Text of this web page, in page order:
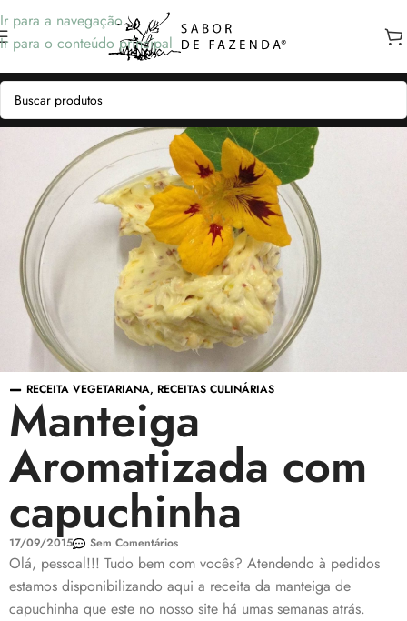
Ir para a navegação
Ir para o conteúdo principal
RECEITA VEGETARIANA, RECEITAS CULINÁRIAS
Manteiga
Aromatizada com
capuchinha
17/09/2015 Sem Comentários
Olá, pessoal!!! Tudo bem com vocês? Atendendo à pedidos
estamos disponibilizando aqui a receita da manteiga de
capuchinha que este no nosso site há umas semanas atrás.